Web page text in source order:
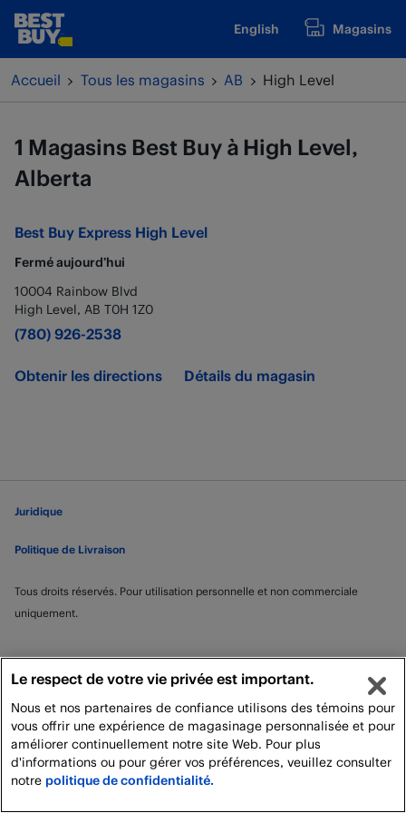
Passer au contenu
www.bestbuy.ca English Magasins
Accueil Tous les magasins AB High Level
1 Magasins Best Buy à High Level,
Alberta
Best Buy Express High Level
Fermé aujourd’hui
10004 Rainbow Blvd
High Level, AB T0H 1Z0
(780) 926-2538
Obtenir les directions Détails du magasin
Juridique
Politique de Livraison
Tous droits réservés. Pour utilisation personnelle et non commerciale
uniquement.
Le respect de votre vie privée est important.
Nous et nos partenaires de confiance utilisons des témoins pour
vous offrir une expérience de magasinage personnalisée et pour
améliorer continuellement notre site Web. Pour plus
d'informations ou pour gérer vos préférences, veuillez consulter
notre politique de confidentialité.